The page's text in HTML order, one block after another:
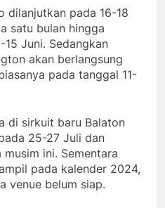
dilanjutkan pada 16-18
satu bulan hingga
Juni. Sedangkan
akan berlangsung
pada tanggal 11-
di sirkuit baru Balaton
25-27 Juli dan
ini. Sementara
pada kalender 2024,
venue belum siap.